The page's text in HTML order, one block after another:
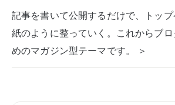
記事を書いて公開するだけで、トッ
紙のように整っていく。これからブ
めのマガジン型テーマです。 ＞